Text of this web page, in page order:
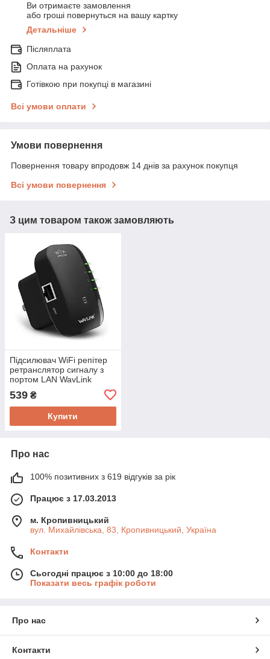
Ви отримаєте замовлення
або гроші повернуться на вашу картку
Детальніше
Післяплата
Оплата на рахунок
Готівкою при покупці в магазині
Всі умови оплати
Умови повернення
Повернення товару впродовж 14 днів за рахунок покупця
Всі умови повернення
З цим товаром також замовляють
Підсилювач WiFi репітер
ретранслятор сигналу з
портом LAN WavLink
539 ₴
Купити
Про нас
100% позитивних з 619 відгуків за рік
Працює з 17.03.2013
м. Кропивницький
вул. Михайлівська, 83, Кропивницький, Україна
Контакти
Сьогодні працює з 10:00 до 18:00
Показати весь графік роботи
Про нас
Контакти